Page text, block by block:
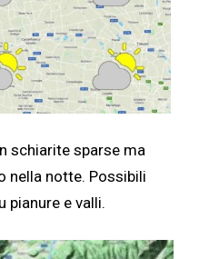
schiarite sparse ma
nella notte. Possibili
pianure e valli.